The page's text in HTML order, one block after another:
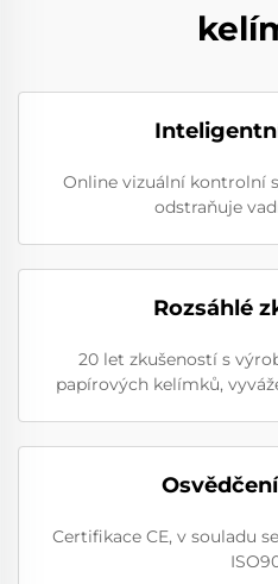
Online vizuální kontrolní
odstraňuje
Rozsáhlé
20 let zkušeností s
papírových kelímků,
Certifikace CE, v souladu